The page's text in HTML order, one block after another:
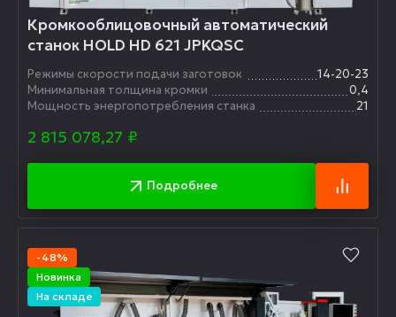
Кромкооблицовочный автоматический
станок HOLD HD 621 JPKQSC
Режимы скорости подачи заготовок
14-20-23
Минимальная толщина кромки
0,4
Мощность энергопотребления станка
21
2 815 078,27 ₽
Подробнее
-48%
Новинка
На складе